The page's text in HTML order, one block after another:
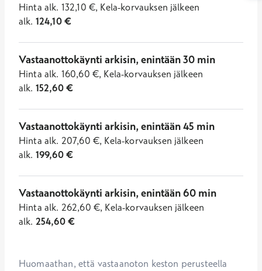
Hinta alk. 132,10 €, Kela-korvauksen jälkeen
alk. 124,10€
Vastaanottokäynti arkisin, enintään 30 min
Hinta alk. 160,60 €, Kela-korvauksen jälkeen
alk. 152,60€
Vastaanottokäynti arkisin, enintään 45 min
Hinta alk. 207,60 €, Kela-korvauksen jälkeen
alk. 199,60€
Vastaanottokäynti arkisin, enintään 60 min
Hinta alk. 262,60 €, Kela-korvauksen jälkeen
alk. 254,60€
Huomaathan, että vastaanoton keston perusteella